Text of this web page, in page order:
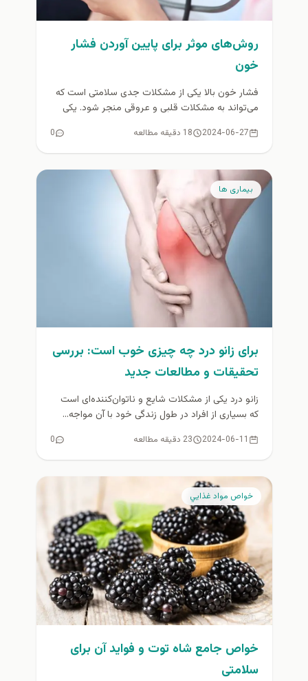
روش‌های موثر برای پایین آوردن فشار
خون
فشار خون بالا یکی از مشکلات جدی سلامتی است که
می‌تواند به مشکلات قلبی و عروقی منجر شود. یکی
2024-06-27 18 دقیقه مطالعه 0
بیماری ها
برای زانو درد چه چیزی خوب است: بررسی
تحقیقات و مطالعات جدید
زانو درد یکی از مشکلات شایع و ناتوان‌کننده‌ای است
که بسیاری از افراد در طول زندگی خود با آن مواجه...
2024-06-11 23 دقیقه مطالعه 0
خواص مواد غذايي
خواص جامع شاه توت و فواید آن برای
سلامتی